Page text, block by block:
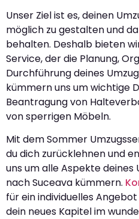
Unser Ziel ist es, deinen
möglich zu gestalten und
behalten. Deshalb bieten
Service, der die Planung,
Durchführung deines
kümmern uns um wichtige
Beantragung von
von sperrigen Möbeln.
Mit dem Sommer
du dich zurücklehnen und
uns um alle Aspekte deines
nach Suceava kümmern.
für ein individuelles
dein neues Kapitel im